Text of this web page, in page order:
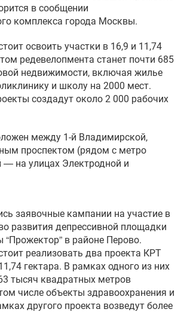
в сообщении
комплекса города Москвы.
освоить участки в 16,9 и 11,74
редевелопмента станет почти 685
недвижимости, включая жилье
и школу на 2000 мест.
создадут около 2 000 рабочих
между 1-й Владимирской,
проспектом (рядом с метро
— на улицах Электродной и
заявочные кампании на участие в
развития депрессивной площадки
в районе Перово.
реализовать два проекта КРТ
гектара. В рамках одного из них
тысяч квадратных метров
числе объекты здравоохранения и
другого проекта возведут более